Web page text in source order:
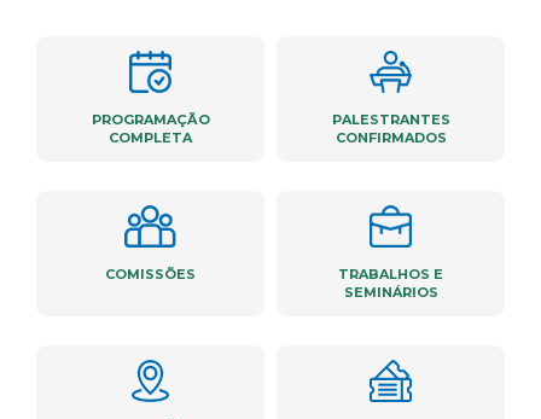
PROGRAMAÇÃO
COMPLETA
PALESTRANTES
CONFIRMADOS
COMISSÕES
TRABALHOS E
SEMINÁRIOS